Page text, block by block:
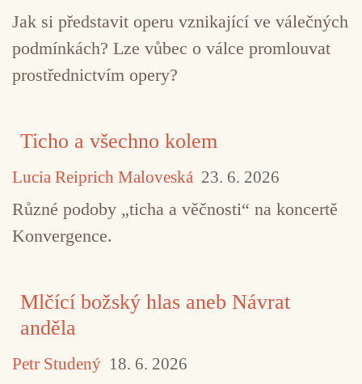
Jak si představit operu vznikající ve válečných
podmínkách? Lze vůbec o válce promlouvat
prostřednictvím opery?
Ticho a všechno kolem
Lucia Reiprich Maloveská 23. 6. 2026
Různé podoby „ticha a věčnosti“ na koncertě
Konvergence.
Mlčící božský hlas aneb Návrat
anděla
Petr Studený 18. 6. 2026